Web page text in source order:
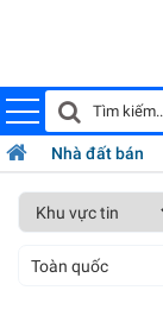
Nhà đất bán
Toàn quốc